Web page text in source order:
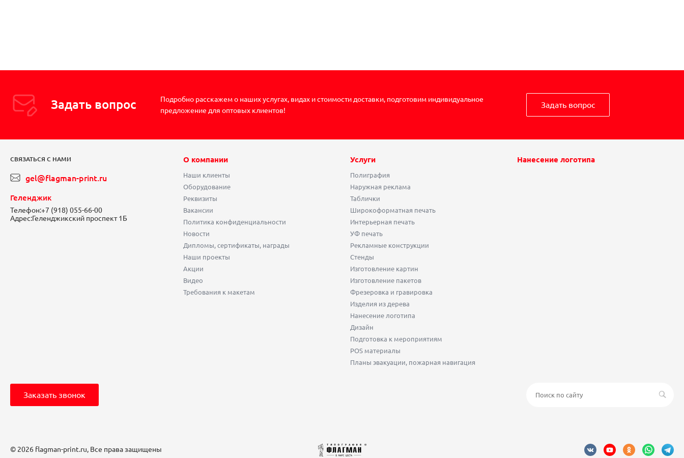
Задать вопрос
Подробно расскажем о наших услугах, видах и стоимости доставки, подготовим индивидуальное
предложение для оптовых клиентов!
Задать вопрос
СВЯЗАТЬСЯ С НАМИ
gel@flagman-print.ru
Геленджик
Телефон:+7 (918) 055-66-00
Адрес:Геленджикский проспект 1Б
О компании
Наши клиенты
Оборудование
Реквизиты
Вакансии
Политика конфиденциальности
Новости
Дипломы, сертификаты, награды
Наши проекты
Акции
Видео
Требования к макетам
Услуги
Полиграфия
Наружная реклама
Таблички
Широкоформатная печать
Интерьерная печать
УФ печать
Рекламные конструкции
Стенды
Изготовление картин
Изготовление пакетов
Фрезеровка и гравировка
Изделия из дерева
Нанесение логотипа
Дизайн
Подготовка к мероприятиям
POS материалы
Планы эвакуации, пожарная навигация
Нанесение логотипа
Заказать звонок
© 2026 flagman-print.ru, Все права защищены